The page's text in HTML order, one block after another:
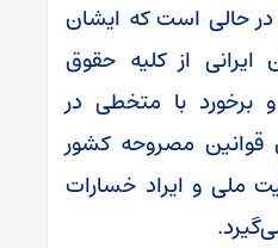
حالی است که ایشان
ایرانی از کلیه حقوق
و برخورد با متخطی در
قوانین مصروحه کشور
ملی و ایراد خسارات